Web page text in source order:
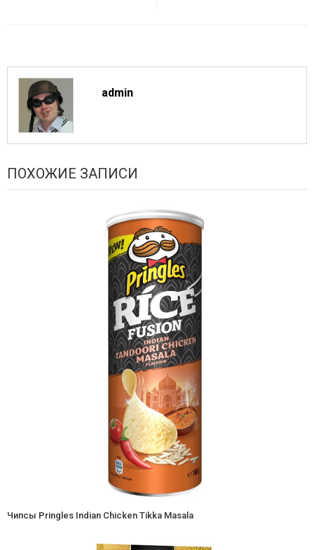
admin
ПОХОЖИЕ ЗАПИСИ
Чипсы Pringles Indian Chicken Tikka Masala